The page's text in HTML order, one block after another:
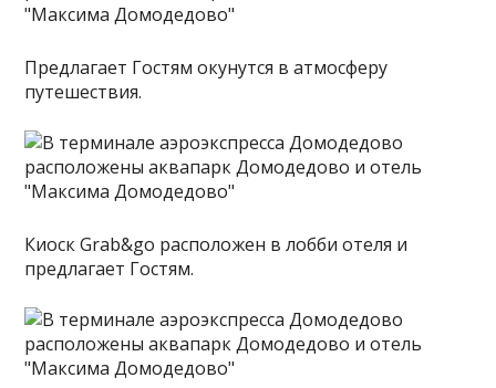
Предлагает Гостям окунутся в атмосферу
путешествия.
Киоск Grab&go расположен в лобби отеля и
предлагает Гостям.